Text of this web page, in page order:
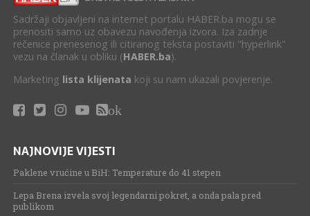
Sadržaji objavljeni na internet portalu HABER.ba mogu se
prenositi samo uz obavezu navođenja izvora. Iza zadnje
rečenice prenesenog ili citiranog teksta postaviti "hyperlink"
vezu na članak u obliku (HABER.ba).
Marketing lista klijenata koji su nam ukazali povjerenje.
ok
NAJNOVIJE VIJESTI
Paklene vrućine u BiH: Temperature do 41 stepen
Lepa Brena izvela svoj legendarni pokret, a onda pala pred
publikom